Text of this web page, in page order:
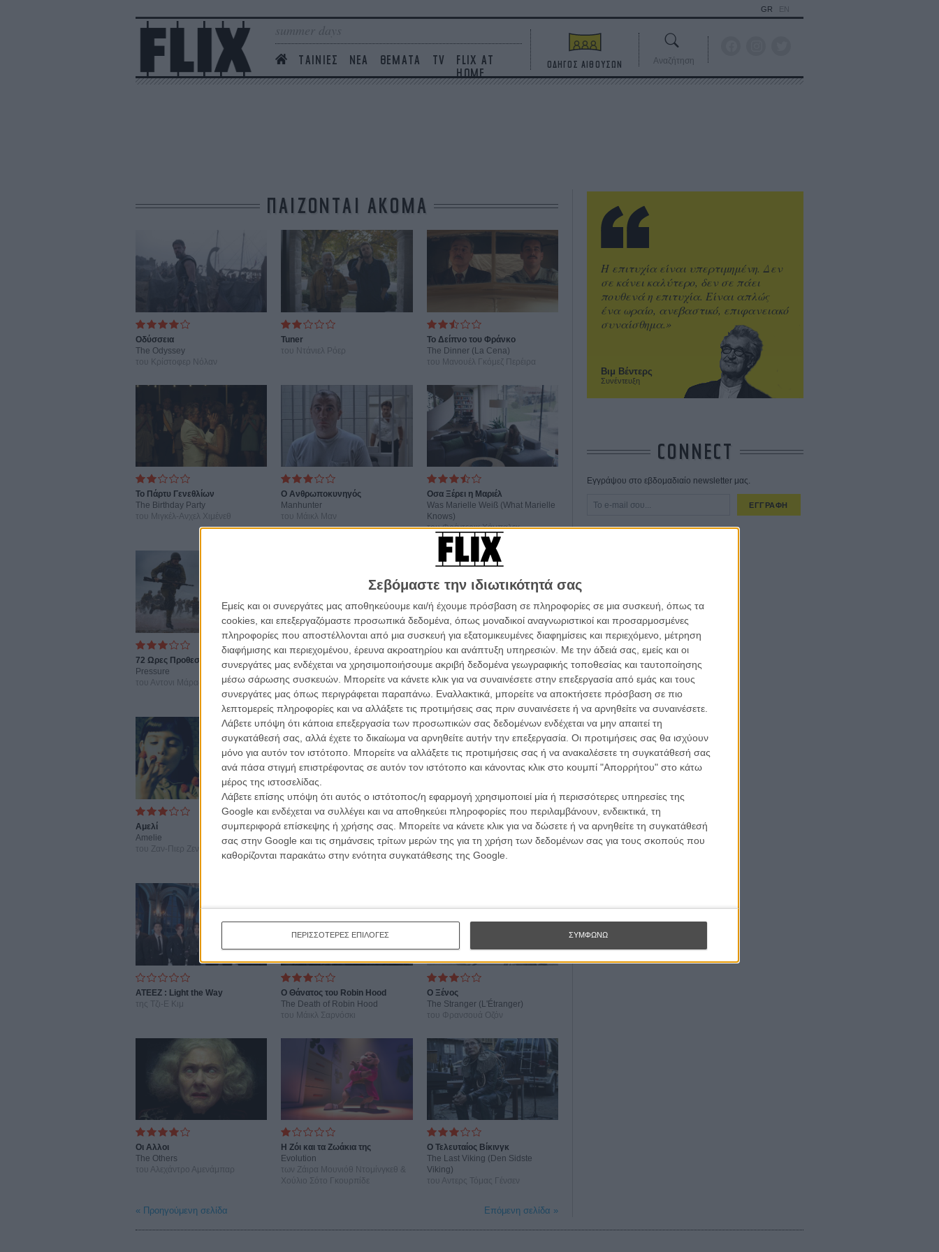
Σεβόμαστε την ιδιωτικότητά σας
Εμείς και οι συνεργάτες μας αποθηκεύουμε και/ή έχουμε πρόσβαση σε πληροφορίες σε μια συσκευή, όπως τα
cookies, και επεξεργαζόμαστε προσωπικά δεδομένα, όπως μοναδικοί αναγνωριστικοί και προσαρμοσμένες
πληροφορίες που αποστέλλονται από μια συσκευή για εξατομικευμένες διαφημίσεις και περιεχόμενο, μέτρηση
διαφήμισης και περιεχομένου, έρευνα ακροατηρίου και ανάπτυξη υπηρεσιών. Με την άδειά σας, εμείς και οι
συνεργάτες μας ενδέχεται να χρησιμοποιήσουμε ακριβή δεδομένα γεωγραφικής τοποθεσίας και ταυτοποίησης
μέσω σάρωσης συσκευών. Μπορείτε να κάνετε κλικ για να συναινέσετε στην επεξεργασία από εμάς και τους
συνεργάτες μας όπως περιγράφεται παραπάνω. Εναλλακτικά, μπορείτε να αποκτήσετε πρόσβαση σε πιο
λεπτομερείς πληροφορίες και να αλλάξετε τις προτιμήσεις σας πριν συναινέσετε ή να αρνηθείτε να συναινέσετε.
Λάβετε υπόψη ότι κάποια επεξεργασία των προσωπικών σας δεδομένων ενδέχεται να μην απαιτεί τη
συγκατάθεσή σας, αλλά έχετε το δικαίωμα να αρνηθείτε αυτήν την επεξεργασία. Οι προτιμήσεις σας θα ισχύουν
μόνο για αυτόν τον ιστότοπο. Μπορείτε να αλλάξετε τις προτιμήσεις σας ή να ανακαλέσετε τη συγκατάθεσή σας
ανά πάσα στιγμή επιστρέφοντας σε αυτόν τον ιστότοπο και κάνοντας κλικ στο κουμπί "Απορρήτου" στο κάτω
μέρος της ιστοσελίδας.
Λάβετε επίσης υπόψη ότι αυτός ο ιστότοπος/η εφαρμογή χρησιμοποιεί μία ή περισσότερες υπηρεσίες της
Google και ενδέχεται να συλλέγει και να αποθηκεύει πληροφορίες που περιλαμβάνουν, ενδεικτικά, τη
συμπεριφορά επίσκεψης ή χρήσης σας. Μπορείτε να κάνετε κλικ για να δώσετε ή να αρνηθείτε τη συγκατάθεσή
σας στην Google και τις σημάνσεις τρίτων μερών της για τη χρήση των δεδομένων σας για τους σκοπούς που
καθορίζονται παρακάτω στην ενότητα συγκατάθεσης της Google.
ΠΕΡΙΣΣΟΤΕΡΕΣ ΕΠΙΛΟΓΕΣ ΣΥΜΦΩΝΩ
summer days
ΤΑΙΝΙΕΣ ΝΕΑ ΘΕΜΑΤΑ TV
FLIX AT
HOME
GR EN
ΟΔΗΓΟΣ ΑΙΘΟΥΣΩΝ Αναζήτηση
ΠΑΙΖΟΝΤΑΙ ΑΚΟΜΑ
Οδύσσεια
The Odyssey
του Κρίστοφερ Νόλαν
Tuner
του Ντάνιελ Ρόερ
Το Δείπνο του Φράνκο
The Dinner (La Cena)
του Μανουέλ Γκόμεζ Περέιρα
Το Πάρτυ Γενεθλίων
The Birthday Party
του Μιγκέλ-Ανχελ Χιμένεθ
Ο Ανθρωποκυνηγός
Manhunter
του Μάικλ Μαν
Οσα Ξέρει η Μαριέλ
Was Marielle Weiß (What Marielle
Knows)
του Φρέντερικ Χάμπαλεκ
72 Ωρες Προθεσμία
Pressure
του Αντονι Μάρας
Η Μεγάλη Σφαγή των Β' ΚΑΠΗ
Αλίμου
The Great Massacre of Alimos
του Αθανάσιου Τόμμυ Σκλάβου
Supergirl
του Κρεγκ Γκιλέσπι
Αμελί
Amelie
του Ζαν-Πιερ Ζενέ
Ο Παραχαράκτης
L’ Affaire Bojarski (The
Moneymaker)
του Ζαν-Πολ Σαλομέ
Ψυχώ
Psycho
του Αλφρεντ Χίτσκοκ
ATEEZ : Light the Way
της Τζι-Ε Κιμ
Ο Θάνατος του Robin Hood
The Death of Robin Hood
του Μάικλ Σαρνόσκι
Ο Ξένος
The Stranger (L'Étranger)
του Φρανσουά Οζόν
Οι Αλλοι
The Others
του Αλεχάντρο Αμενάμπαρ
Η Ζόι και τα Ζωάκια της
Evolution
των Ζάιρα Μουνιόθ Ντομίνγκεθ &
Χούλιο Σότο Γκουρπίδε
Ο Τελευταίος Βίκινγκ
The Last Viking (Den Sidste
Viking)
του Αντερς Τόμας Γένσεν
« Προηγούμενη σελίδα Επόμενη σελίδα »
Βιμ Βέντερς
Συνέντευξη
Η επιτυχία είναι υπερτιμημένη. Δεν
σε κάνει καλύτερο, δεν σε πάει
πουθενά η επιτυχία. Είναι απλώς
ένα ωραίο, ανεβαστικό, επιφανειακό
συναίσθημα.»
CONNECT
Εγγράψου στο εβδομαδιαίο newsletter μας.
ΕΓΓΡΑΦΗ